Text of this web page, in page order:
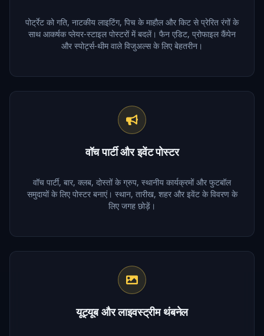
पोर्ट्रेट को गति, नाटकीय लाइटिंग, पिच के माहौल और किट से प्रेरित रंगों के
साथ आकर्षक प्लेयर-स्टाइल पोस्टरों में बदलें। फैन एडिट, प्रोफाइल कैंपेन
और स्पोर्ट्स-थीम वाले विजुअल्स के लिए बेहतरीन।
वॉच पार्टी और इवेंट पोस्टर
वॉच पार्टी, बार, क्लब, दोस्तों के ग्रुप, स्थानीय कार्यक्रमों और फुटबॉल
समुदायों के लिए पोस्टर बनाएं। स्थान, तारीख, शहर और इवेंट के विवरण के
लिए जगह छोड़ें।
यूट्यूब और लाइवस्ट्रीम थंबनेल